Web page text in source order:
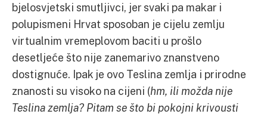
bjelosvjetski smutljivci, jer svaki pa makar i
polupismeni Hrvat sposoban je cijelu zemlju
virtualnim vremeplovom baciti u prošlo
desetljeće što nije zanemarivo znanstveno
dostignuće. Ipak je ovo Teslina zemlja i prirodne
znanosti su visoko na cijeni (hm, ili možda nije
Teslina zemlja? Pitam se što bi pokojni krivousti